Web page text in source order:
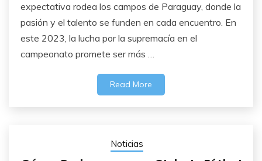
expectativa rodea los campos de Paraguay, donde la
pasión y el talento se funden en cada encuentro. En
este 2023, la lucha por la supremacía en el
campeonato promete ser más …
Read More
Noticias